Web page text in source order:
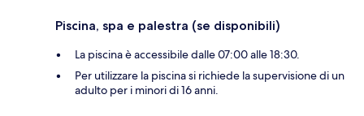
Piscina, spa e palestra (se disponibili)
La piscina è accessibile dalle 07:00 alle 18:30.
Per utilizzare la piscina si richiede la supervisione di un
adulto per i minori di 16 anni.